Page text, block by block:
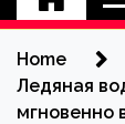
Home
Ледяная
мгновенно